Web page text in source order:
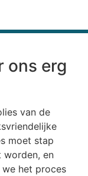
ons erg
van de
moet stap
worden, en
het proces